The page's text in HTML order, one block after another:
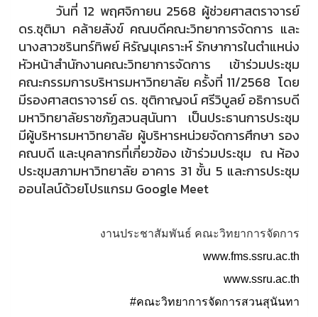
วันที่ 12 พฤศจิกายน 2568 ผู้ช่วยศาสตราจารย์
ดร.ชุติมา คล้ายสังข์ คณบดีคณะวิทยาการจัดการ และ
นางสาวชรินทร์ทิพย์ หิรัญนุเคราะห์ รักษาการในตำแหน่ง
หัวหน้าสำนักงานคณะวิทยาการจัดการ เข้าร่วมประชุม
คณะกรรมการบริหารมหาวิทยาลัย ครั้งที่ 11/2568 โดย
มีรองศาสตราจารย์ ดร. ชุติกาญจน์ ศรีวิบูลย์ อธิการบดี
มหาวิทยาลัยราชภัฏสวนสุนันทา เป็นประธานการประชุม
มีผู้บริหารมหาวิทยาลัย ผู้บริหารหน่วยจัดการศึกษา รอง
คณบดี และบุคลากรที่เกี่ยวข้อง เข้าร่วมประชุม ณ ห้อง
ประชุมสภามหาวิทยาลัย อาคาร 31 ชั้น 5 และการประชุม
ออนไลน์ด้วยโปรแกรม Google Meet
งานประชาสัมพันธ์ คณะวิทยาการจัดการ
www.fms.ssru.ac.th
www.ssru.ac.th
#คณะวิทยาการจัดการสวนสุนันทา